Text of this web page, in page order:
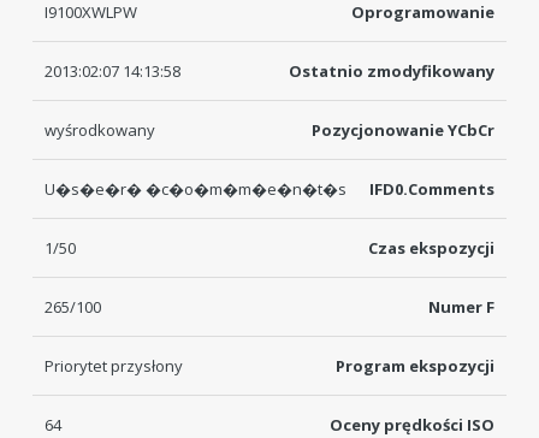
Oprogramowanie
I9100XWLPW
Ostatnio zmodyfikowany
2013:02:07 14:13:58
Pozycjonowanie YCbCr
wyśrodkowany
IFD0.Comments
U�s�e�r� �c�o�m�m�e�n�t�s
Czas ekspozycji
1/50
Numer F
265/100
Program ekspozycji
Priorytet przysłony
Oceny prędkości ISO
64